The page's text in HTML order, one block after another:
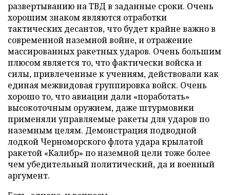
развертыванию на ТВД в заданные сроки. Очень
хорошим знаком являются отработки
тактических десантов, что будет крайне важно в
современной наземной войне, и отражение
массированных ракетных ударов. Очень большим
плюсом является то, что фактически войска и
силы, привлеченные к учениям, действовали как
единая межвидовая группировка войск. Очень
хорошо то, что авиации дали «поработать»
высокоточным оружием, даже штурмовики
применяли управляемые ракеты для ударов по
наземным целям. Демонстрация подводной
лодкой Черноморского флота удара крылатой
ракетой «Калибр» по наземной цели тоже более
чем убедительный политический, да и военный
аргумент.